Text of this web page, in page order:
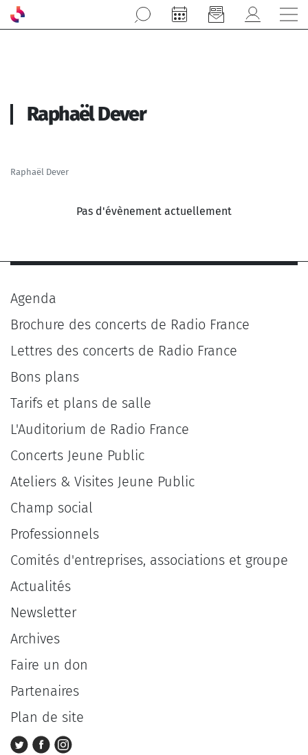
Aller au contenu principal
Raphaël Dever
Raphaël Dever
Pas d'évènement actuellement
Agenda
Brochure des concerts de Radio France
Lettres des concerts de Radio France
Bons plans
Tarifs et plans de salle
L'Auditorium de Radio France
Concerts Jeune Public
Ateliers & Visites Jeune Public
Champ social
Professionnels
Comités d'entreprises, associations et groupe
Actualités
Newsletter
Archives
Faire un don
Partenaires
Plan de site